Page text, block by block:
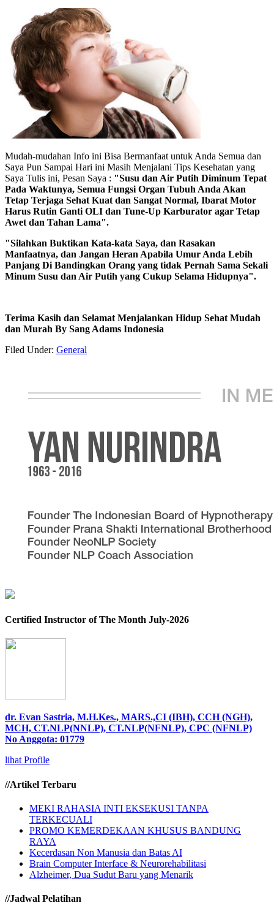
Mudah-mudahan Info ini Bisa Bermanfaat untuk Anda Semua dan
Saya Pun Sampai Hari ini Masih Menjalani Tips Kesehatan yang
Saya Tulis ini, Pesan Saya : "Susu dan Air Putih Diminum Tepat
Pada Waktunya, Semua Fungsi Organ Tubuh Anda Akan
Tetap Terjaga Sehat Kuat dan Sangat Normal, Ibarat Motor
Harus Rutin Ganti OLI dan Tune-Up Karburator agar Tetap
Awet dan Tahan Lama".
"Silahkan Buktikan Kata-kata Saya, dan Rasakan
Manfaatnya, dan Jangan Heran Apabila Umur Anda Lebih
Panjang Di Bandingkan Orang yang tidak Pernah Sama Sekali
Minum Susu dan Air Putih yang Cukup Selama Hidupnya".
Terima Kasih dan Selamat Menjalankan Hidup Sehat Mudah
dan Murah By Sang Adams Indonesia
Filed Under: General
Certified Instructor of The Month July-2026
dr. Evan Sastria, M.H.Kes., MARS.,CI (IBH), CCH (NGH),
MCH, CT.NLP(NNLP), CT.NLP(NFNLP), CPC (NFNLP)
No Anggota: 01779
lihat Profile
//Artikel Terbaru
MEKI RAHASIA INTI EKSEKUSI TANPA
TERKECUALI
PROMO KEMERDEKAAN KHUSUS BANDUNG
RAYA
Kecerdasan Non Manusia dan Batas AI
Brain Computer Interface & Neurorehabilitasi
Alzheimer, Dua Sudut Baru yang Menarik
//Jadwal Pelatihan